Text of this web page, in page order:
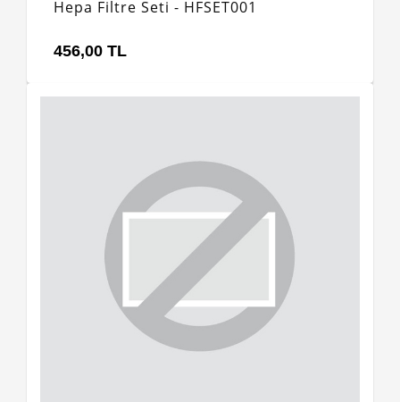
Hepa Filtre Seti - HFSET001
456,00 TL